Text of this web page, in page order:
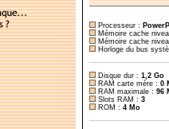
Processeur :
Mémoire cache
Mémoire cache
Horloge du bus
Disque dur : 1,2 Go
RAM carte mère : 0
RAM maximale : 96
Slots RAM : 3
ROM : 4 Mo